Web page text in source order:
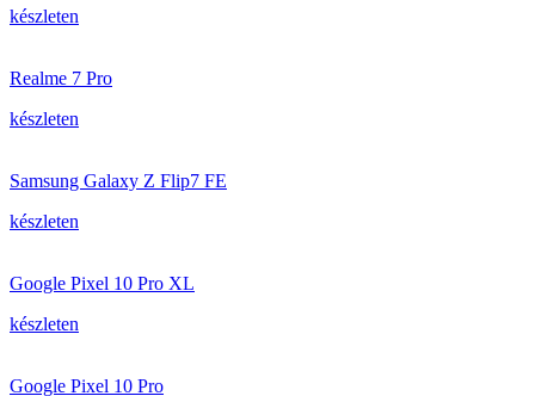
készleten
Realme 7 Pro
készleten
Samsung Galaxy Z Flip7 FE
készleten
Google Pixel 10 Pro XL
készleten
Google Pixel 10 Pro